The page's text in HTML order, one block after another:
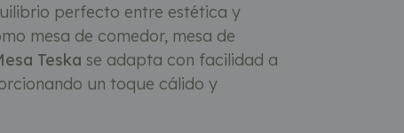
perfecto entre estética y
mesa de comedor, mesa de
Teska se adapta con facilidad a
un toque cálido y